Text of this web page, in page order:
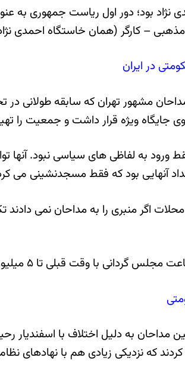
بود؛ دور اول ریاست جمهوری به
– کارگر (همان خاستگاه احمدی
در ایران
مشهور تهران که سابقه طولانی
ورود به لفاظی های سیاسی نبود. آنها
آنهایی بود که فقط مسجدنشینی می
محلات اگر منبری را به مداحان نمی
با وقت قبلی تا ۵ میلیون تومان رسید.
به دلیل اختلاف با اسفندیار
که نزدیکی زیادی هم با نهادهای